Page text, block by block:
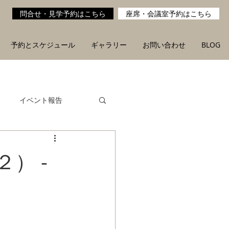
問合せ・見学予約はこちら 座席・会議室予約はこちら
予約とスケジュール ギャラリー お問い合わせ BLOG
イベント報告
） -